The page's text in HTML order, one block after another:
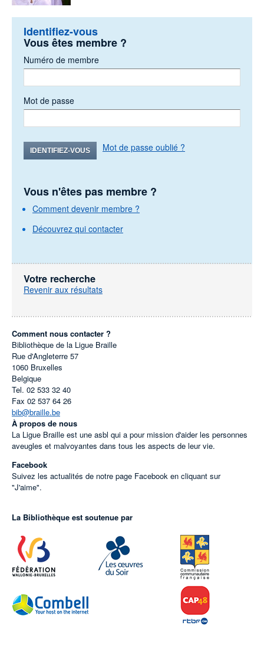
Identifiez-vous
Vous êtes membre ?
Numéro de membre
Mot de passe
IDENTIFIEZ-VOUS Mot de passe oublié ?
Vous n'êtes pas membre ?
Comment devenir membre ?
Découvrez qui contacter
Votre recherche
Revenir aux résultats
Comment nous contacter ?
Bibliothèque de la Ligue Braille
Rue d'Angleterre 57
1060 Bruxelles
Belgique
Tel. 02 533 32 40
Fax 02 537 64 26
bib@braille.be
À propos de nous
La Ligue Braille est une asbl qui a pour mission d'aider les personnes
aveugles et malvoyantes dans tous les aspects de leur vie.
Facebook
Suivez les actualités de notre page Facebook en cliquant sur
"J'aime".
La Bibliothèque est soutenue par